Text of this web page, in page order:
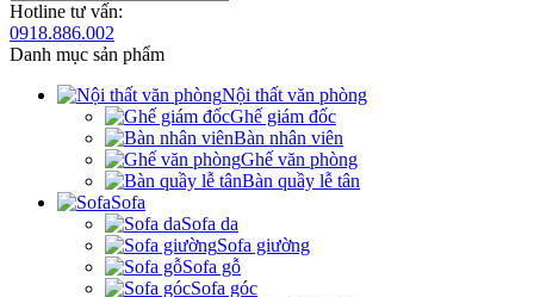
Hotline tư vấn:
0918.886.002
Danh mục sản phẩm
Nội thất văn phòng
Ghế giám đốc
Bàn nhân viên
Ghế văn phòng
Bàn quầy lễ tân
Sofa
Sofa da
Sofa giường
Sofa gỗ
Sofa góc